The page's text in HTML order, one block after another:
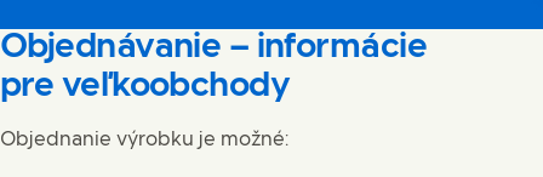
Objednávanie – informácie
pre veľkoobchody
Objednanie výrobku je možné: